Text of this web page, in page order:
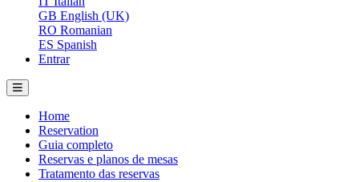
GB English (UK)
RO Romanian
ES Spanish
Entrar
Home
Reservation
Guia completo
Reservas e planos de mesas
Tratamento das reservas